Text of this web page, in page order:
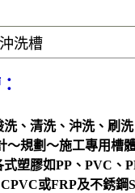
酸鹼、防腐蝕設備
洗槽
：
洗、清洗、沖洗、刷
～規劃～施工專用槽
塑膠如PP、PVC、
或FRP及不銹鋼